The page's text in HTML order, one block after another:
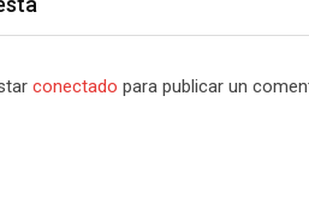
conectado para publicar un